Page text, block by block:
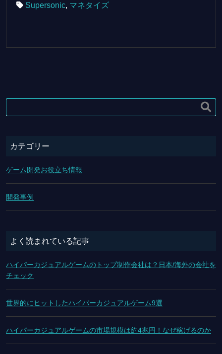
Supersonic, マネタイズ

カテゴリー
ゲーム開発お役立ち情報
開発事例
よく読まれている記事
ハイパーカジュアルゲームのトップ制作会社は？日本/海外の会社を
チェック
世界的にヒットしたハイパーカジュアルゲーム9選
ハイパーカジュアルゲームの市場規模は約4兆円！なぜ稼げるのか